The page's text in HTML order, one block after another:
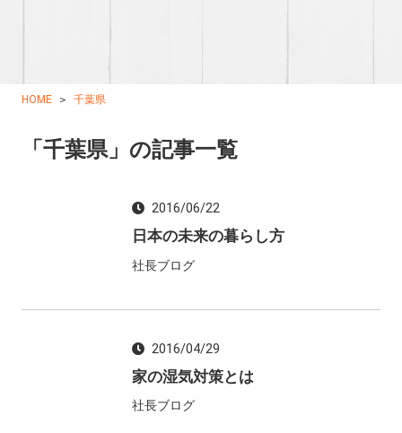
HOME 千葉県
「千葉県」の記事一覧
2016/06/22
日本の未来の暮らし方
社長ブログ
2016/04/29
家の湿気対策とは
社長ブログ